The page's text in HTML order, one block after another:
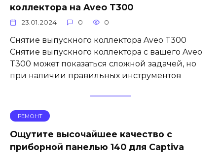
коллектора на Aveo T300
23.01.2024 0 0
Снятие выпускного коллектора Aveo T300
Снятие выпускного коллектора с вашего Aveo
T300 может показаться сложной задачей, но
при наличии правильных инструментов
РЕМОНТ
Ощутите высочайшее качество с
приборной панелью 140 для Captiva